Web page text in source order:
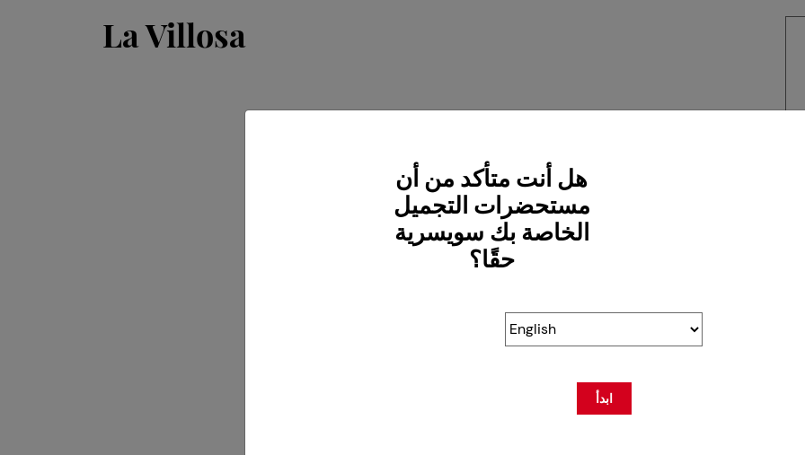
La Villosa
هل أنت متأكد من أن
مستحضرات التجميل
الخاصة بك سويسرية
حقًا؟
ابدأ